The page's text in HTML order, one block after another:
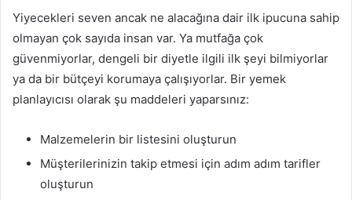
Yiyecekleri seven ancak ne alacağına dair ilk ipucuna sahip
olmayan çok sayıda insan var. Ya mutfağa çok
güvenmiyorlar, dengeli bir diyetle ilgili ilk şeyi bilmiyorlar
ya da bir bütçeyi korumaya çalışıyorlar. Bir yemek
planlayıcısı olarak şu maddeleri yaparsınız:
Malzemelerin bir listesini oluşturun
Müşterilerinizin takip etmesi için adım adım tarifler
oluşturun